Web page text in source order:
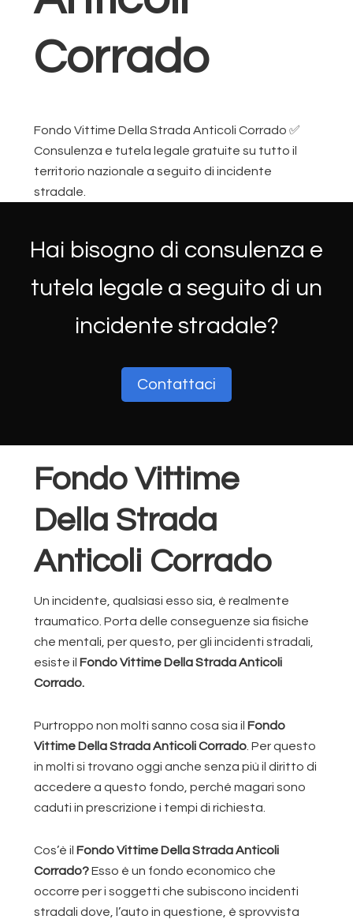
Corrado
Fondo Vittime Della Strada Anticoli Corrado ✅
Consulenza e tutela legale gratuite su tutto il
territorio nazionale a seguito di incidente
stradale.
Hai bisogno di consulenza e
tutela legale a seguito di un
incidente stradale?
Contattaci
Fondo Vittime
Della Strada
Anticoli Corrado
Un incidente, qualsiasi esso sia, è realmente
traumatico. Porta delle conseguenze sia fisiche
che mentali, per questo, per gli incidenti stradali,
esiste il Fondo Vittime Della Strada Anticoli
Corrado.
Purtroppo non molti sanno cosa sia il Fondo
Vittime Della Strada Anticoli Corrado . Per questo
in molti si trovano oggi anche senza più il diritto di
accedere a questo fondo, perché magari sono
caduti in prescrizione i tempi di richiesta.
Cos’è il Fondo Vittime Della Strada Anticoli
Corrado?Esso è un fondo economico che
occorre per i soggetti che subiscono incidenti
stradali dove, l’auto in questione, è sprovvista